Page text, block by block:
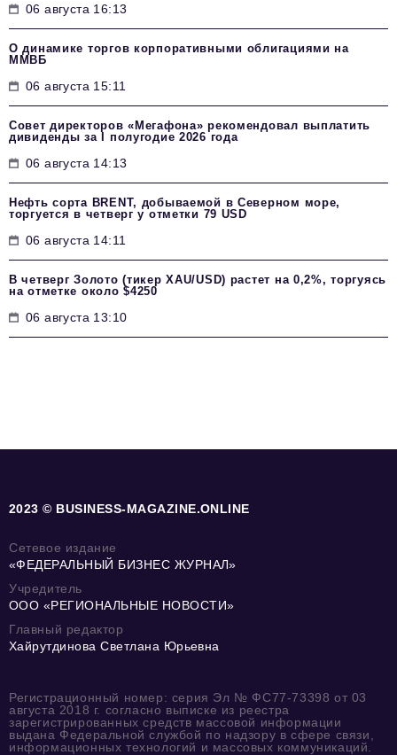
06 августа 16:13
О динамике торгов корпоративными облигациями на
ММВБ
06 августа 15:11
Совет директоров «Мегафона» рекомендовал выплатить
дивиденды за I полугодие 2026 года
06 августа 14:13
Нефть сорта BRENT, добываемой в Северном море,
торгуется в четверг у отметки 79 USD
06 августа 14:11
В четверг Золото (тикер XAU/USD) растет на 0,2%, торгуясь
на отметке около $4250
06 августа 13:10
2023 © BUSINESS-MAGAZINE.ONLINE
Сетевое издание
«ФЕДЕРАЛЬНЫЙ БИЗНЕС ЖУРНАЛ»
Учредитель
ООО «РЕГИОНАЛЬНЫЕ НОВОСТИ»
Главный редактор
Хайрутдинова Светлана Юрьевна
Регистрационный номер: серия Эл № ФС77-73398 от 03
августа 2018 г. согласно выписке из реестра
зарегистрированных средств массовой информации
выдана Федеральной службой по надзору в сфере связи,
информационных технологий и массовых коммуникаций.